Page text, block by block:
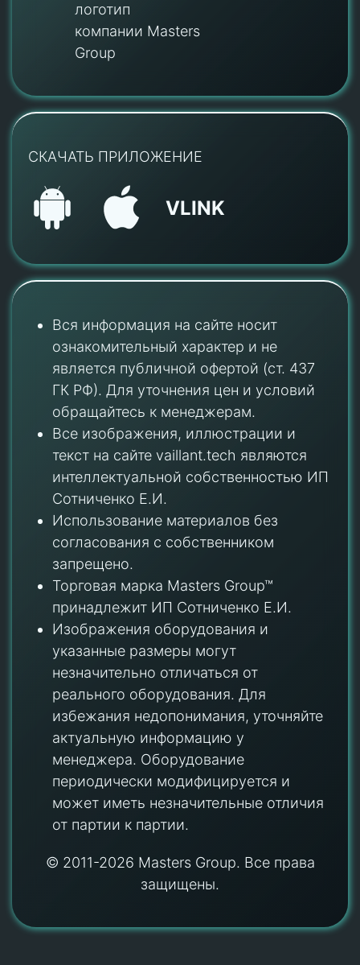
логотип
компании Masters
Group
СКАЧАТЬ ПРИЛОЖЕНИЕ
VLINK
Вся информация на сайте носит
ознакомительный характер и не
является публичной офертой (ст. 437
ГК РФ). Для уточнения цен и условий
обращайтесь к менеджерам.
Все изображения, иллюстрации и
текст на сайте vaillant.tech являются
интеллектуальной собственностью ИП
Сотниченко Е.И.
Использование материалов без
согласования с собственником
запрещено.
Торговая марка Masters Group™
принадлежит ИП Сотниченко Е.И.
Изображения оборудования и
указанные размеры могут
незначительно отличаться от
реального оборудования. Для
избежания недопонимания, уточняйте
актуальную информацию у
менеджера. Оборудование
периодически модифицируется и
может иметь незначительные отличия
от партии к партии.
© 2011-2026 Masters Group. Все права
защищены.